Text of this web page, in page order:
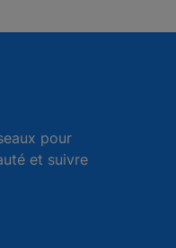
pour
et suivre